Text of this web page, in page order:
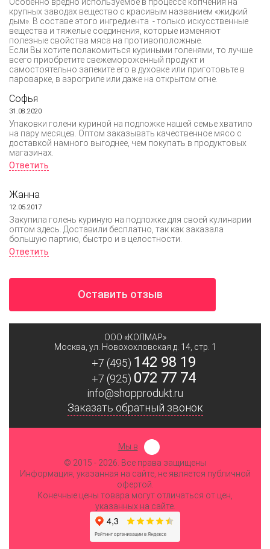
крупных заводах вещество с красивым названием «жидкий
дым». В составе этого ингредиента - только искусственные
вещества и тяжелые соединения, которые изменяют
полезные свойства мяса на противоположные.
Если Вы хотите полакомиться куриными голенями, то лучше
всего приобретите свежемороженный продукт и
самостоятельно запеките его в духовке или приготовьте в
пароварке, в аэрогриле или даже на открытом огне.
Софья
31.08.2020
Упаковки голени куриной на подложке нашей семье хватило
на пару месяцев. Оптом заказывать качественное мясо с
доставкой намного выгоднее, чем покупать в продуктовых
магазинах.
Ответить
Жанна
12.05.2017
Закупила голень куриную на подложке для своей кулинарии
оптом здесь. Доставили бесплатно, так как заказала
большую партию, быстро и в целостности.
Ответить
Оставить отзыв
ООО «КОЛМАР»
Москва ул. Новохохловская д. 14, стр. 1
+7 (495) 142 98 19
+7 (925) 072 77 74
info@shopprodukt.ru
Заказать обратный звонок
Мы в
© 2015 - 2026. Все права защищены
Информация, указанная на сайте, не является публичной
офертой.
Конечные цены товара могут отличаться от цен,
указанных на сайте.